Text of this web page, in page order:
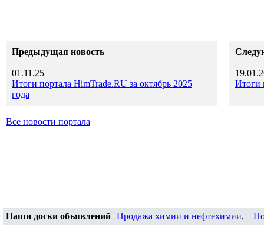
Предыдущая новость
01.11.25
Итоги портала HimTrade.RU за октябрь 2025
года
Итоги
Все новости портала
Наши доски объявлений Продажа химии и нефтехимии,